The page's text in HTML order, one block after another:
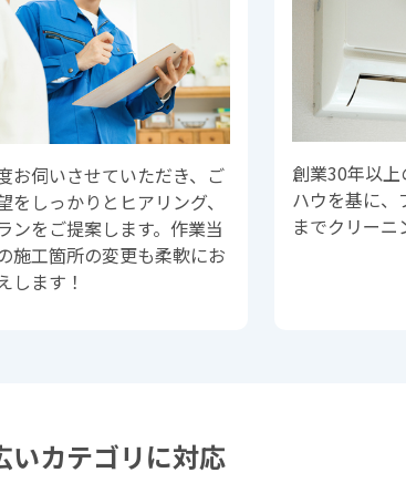
お伺いさせていただき、ご
をしっかりとヒアリング、
ンをご提案します。作業当
施工箇所の変更も柔軟にお
します！
創業30年以
ハウを基に、
までクリーニ
いカテゴリに対応